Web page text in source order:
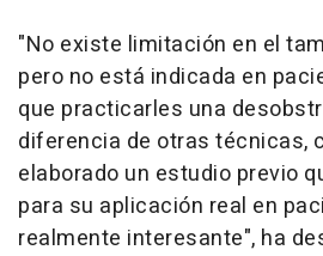
"No existe limitación en el
pero no está indicada en
que practicarles una
diferencia de otras técnicas,
elaborado un estudio previo
para su aplicación real en
realmente interesante", ha